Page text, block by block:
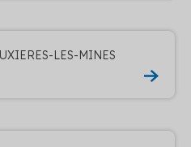
LES-MINES